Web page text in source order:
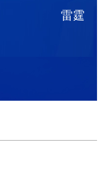
雷霆